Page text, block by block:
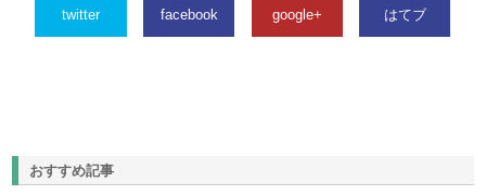
twitter facebook google+ はてブ
おすすめ記事